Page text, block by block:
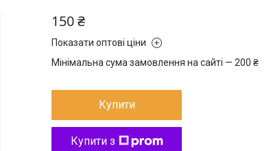
150 ₴
Показати оптові ціни
Мінімальна сума замовлення на сайті — 200 ₴
Купити
Купити з